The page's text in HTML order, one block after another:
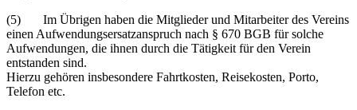
(5) Im Übrigen haben die Mitglieder und Mitarbeiter des Vereins
einen Aufwendungsersatzanspruch nach § 670 BGB für solche
Aufwendungen, die ihnen durch die Tätigkeit für den Verein
entstanden sind.
Hierzu gehören insbesondere Fahrtkosten, Reisekosten, Porto,
Telefon etc.